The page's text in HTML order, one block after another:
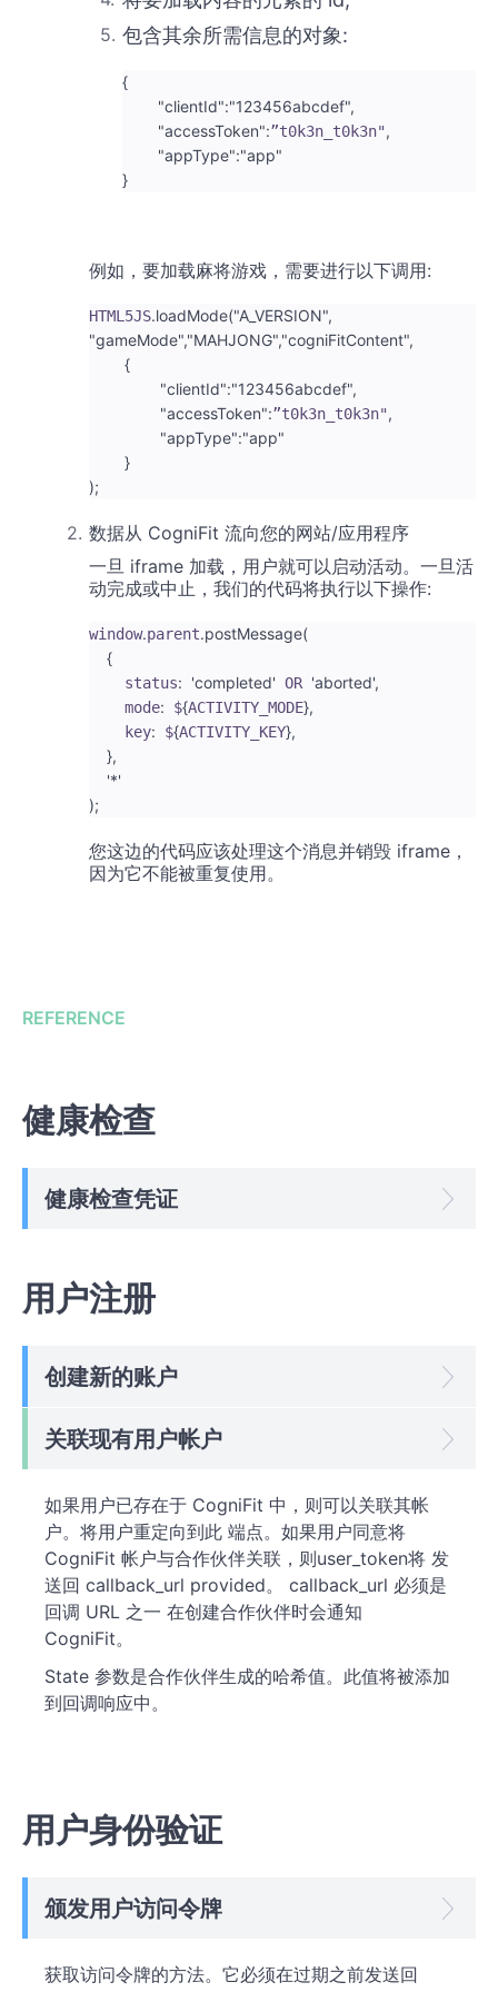
包含其余所需信息的对象:
{
"clientId":"123456abcdef",
"accessToken":”t0k3n_t0k3n",
"appType":"app"
}
例如，要加载麻将游戏，需要进行以下调用:
HTML5JS.loadMode("A_VERSION",
"gameMode","MAHJONG","cogniFitContent",
{
"clientId":"123456abcdef",
"accessToken":”t0k3n_t0k3n",
"appType":"app"
}
);
数据从 CogniFit 流向您的网站/应用程序
一旦 iframe 加载，用户就可以启动活动。一旦活
动完成或中止，我们的代码将执行以下操作:
window.parent.postMessage(
{
    status
: 'completed' OR 'aborted',
    mode
: ${ACTIVITY_MODE},
    key
: ${ACTIVITY_KEY},
},
'*'
);
您这边的代码应该处理这个消息并销毁 iframe，
因为它不能被重复使用。
REFERENCE
健康检查
健康检查凭证
用户注册
创建新的账户
关联现有用户帐户
如果用户已存在于 CogniFit 中，则可以关联其帐
户。将用户重定向到此 端点。如果用户同意将
CogniFit 帐户与合作伙伴关联，则user_token将 发
送回 callback_url provided。 callback_url 必须是
回调 URL 之一 在创建合作伙伴时会通知
CogniFit。
State 参数是合作伙伴生成的哈希值。此值将被添加
到回调响应中。
用户身份验证
颁发用户访问令牌
获取访问令牌的方法。它必须在过期之前发送回